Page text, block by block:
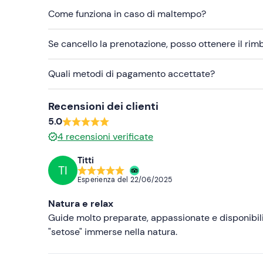
Non dimenticare di portare
Acqua
Crema solare
Cappellino
Occhiali da sole
Come funziona in caso di maltempo?
Se cancello la prenotazione, posso ottenere il
Quali metodi di pagamento accettate?
Recensioni dei clienti
5.0
4 recensioni verificate
TI
Titti
Esperienza del 22/06/2025
Natura e relax
Guide molto preparate, appassionate e
"setose" immerse nella natura.